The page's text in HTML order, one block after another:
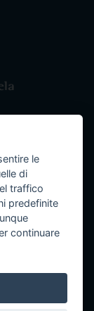
Vela
(BA) - 70123
le
di
traffico
predefinite
continuare